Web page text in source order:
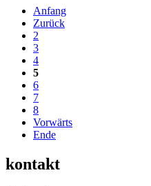
Anfang
Zurück
2
3
4
5
6
7
8
Vorwärts
Ende
kontakt